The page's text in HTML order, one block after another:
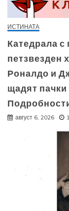
ИСТИНАТА
Катедрала с
петзвезден
Роналдо и
щадят пачки
август 6, 2026